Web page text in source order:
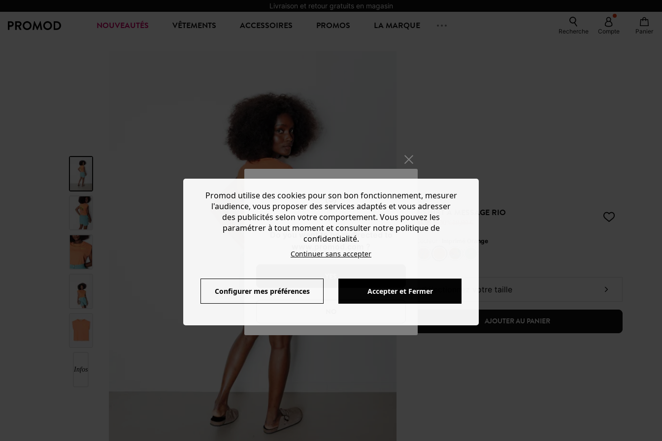
Livraison et retour gratuits en magasin
Do you want to be redirected to
NOUVEAUTÉS VÊTEMENTS ACCESSOIRES PROMOS LA MARQUE Recherche Compte Panier
Infos
T-SHIRT À MESSAGE RIO
13,99 €-30%
Imprimé Orange
sélectionnez votre taille
AJOUTER AU PANIER
Promod utilise des cookies pour son bon fonctionnement, mesurer
l'audience, vous proposer des services adaptés et vous adresser
des publicités selon votre comportement. Vous pouvez les
paramétrer à tout moment et consulter notre politique de
confidentialité.
Continuer sans accepter
Configurer mes préférences Accepter et Fermer